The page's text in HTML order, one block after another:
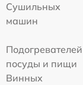
Сушильных
машин
Подогревателей
посуды и пищи
Винных